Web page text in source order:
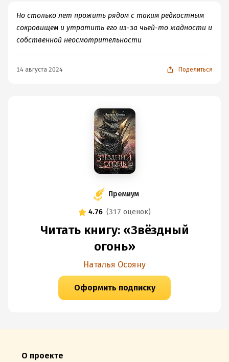
Но столько лет прожить рядом с таким редкостным
сокровищем и утратить его из-за чьей-то жадности и
собственной неосмотрительности
14 августа 2024 Поделиться
Премиум
4.76 (317 оценок)
Читать книгу: «Звёздный
огонь»
Наталья Осояну
Оформить подписку
О проекте